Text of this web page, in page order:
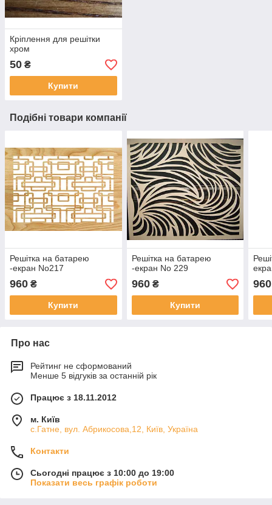
Кріплення для решітки
хром
50 ₴
Купити
Подібні товари компанії
Решітка на батарею
-екран No217
960 ₴
Купити
Решітка на батарею
-екран No 229
960₴
Купити
960
Про нас
Рейтинг не сформований
Менше 5 відгуків за останній рік
Працює з 18.11.2012
м. Київ
с.Гатне, вул. Абрикосова,12, Київ, Україна
Контакти
Сьогодні працює з 10:00 до 19:00
Показати весь графік роботи